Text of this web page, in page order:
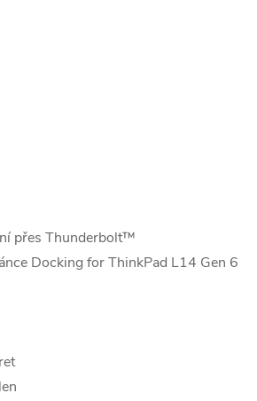
přes Thunderbolt™
Docking for ThinkPad L14 Gen 6